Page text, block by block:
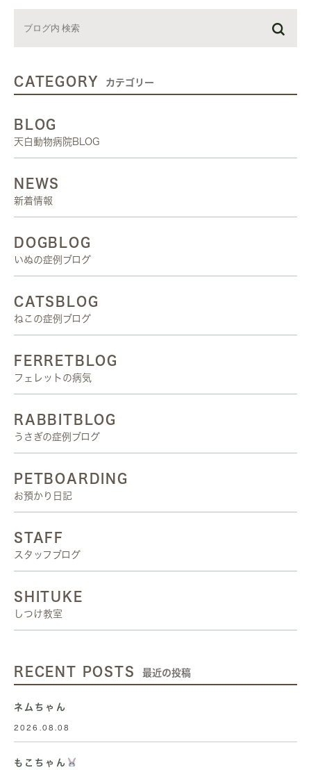
CATEGORY カテゴリー
BLOG
天白動物病院BLOG
NEWS
新着情報
DOGBLOG
いぬの症例ブログ
CATSBLOG
ねこの症例ブログ
FERRETBLOG
フェレットの病気
RABBITBLOG
うさぎの症例ブログ
PETBOARDING
お預かり日記
STAFF
スタッフブログ
SHITUKE
しつけ教室
RECENT POSTS 最近の投稿
ネムちゃん
2026.08.08
もこちゃん